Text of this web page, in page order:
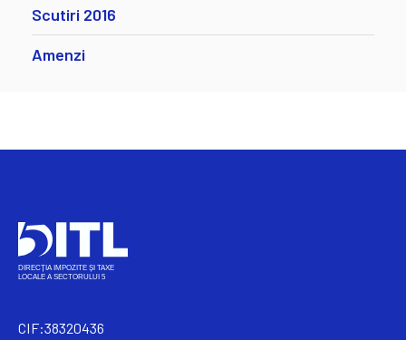
Scutiri 2016
Amenzi
CIF:38320436